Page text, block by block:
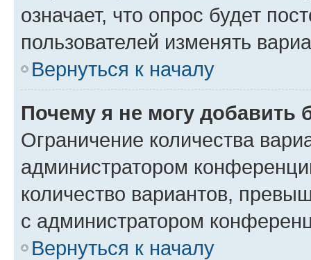
означает, что опрос будет
пользователей изменять
Вернуться к началу
Почему я не могу добавить
Ограничение количества
администратором
количество вариантов,
с администратором
Вернуться к началу